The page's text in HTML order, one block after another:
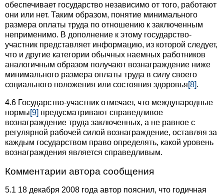
обеспечивает государство независимо от того, работают
они или нет. Таким образом, понятие минимального
размера оплаты труда по отношению к заключенным
неприменимо. В дополнение к этому государство-
участник представляет информацию, из которой следует,
что и другие категории обычных наемных работников
аналогичным образом получают вознаграждение ниже
минимального размера оплаты труда в силу своего
социального положения или состояния здоровья[8].
4.6 Государство-участник отмечает, что международные
нормы[9] предусматривают справедливое
вознаграждение труда заключенных, а не равное с
регулярной рабочей силой вознаграждение, оставляя за
каждым государством право определять, какой уровень
вознаграждения является справедливым.
Комментарии автора сообщения
5.1 18 декабря 2008 года автор пояснил, что годичная